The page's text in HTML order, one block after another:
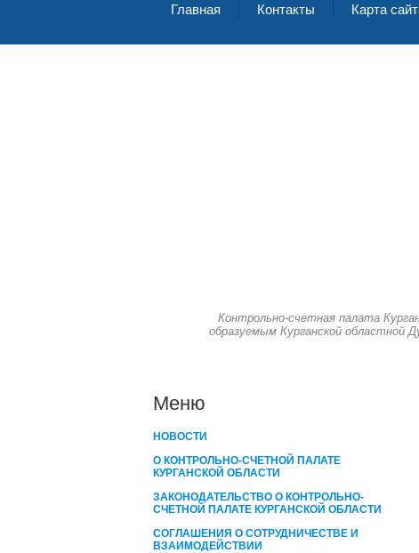
Главная Контакты Карта
Контрольно-счетная палата
образуемым Курганской областной
Меню
НОВОСТИ
О КОНТРОЛЬНО-СЧЕТНОЙ ПАЛАТЕ
КУРГАНСКОЙ ОБЛАСТИ
ЗАКОНОДАТЕЛЬСТВО О КОНТРОЛЬНО-
СЧЕТНОЙ ПАЛАТЕ КУРГАНСКОЙ ОБЛАСТИ
СОГЛАШЕНИЯ О СОТРУДНИЧЕСТВЕ И
ВЗАИМОДЕЙСТВИИ